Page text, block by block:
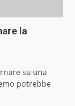
la
su una
potrebbe